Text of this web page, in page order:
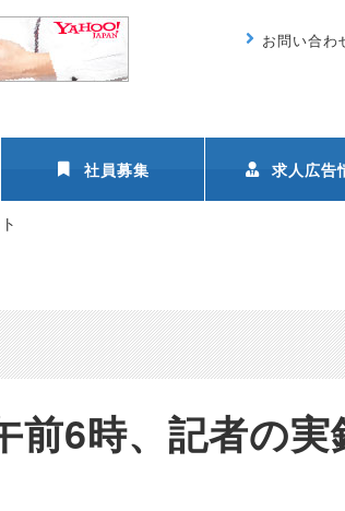
お問い合わ
社員募集 求人広告
ト
6時、記者の実